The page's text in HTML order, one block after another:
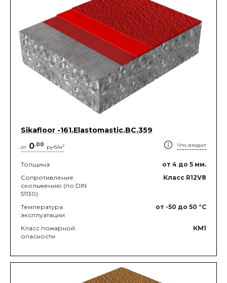
Sikafloor -161.Elastomastic.BC.359
от 0.00 руб/м2 Что входит
Толщина от 4 до 5 мм.
Сопротивление
скольжению (по DIN
51130)
Класс R12V8
Температура
эксплуатации
от -50 до 50 °C
Класс пожарной
опасности
КМ1